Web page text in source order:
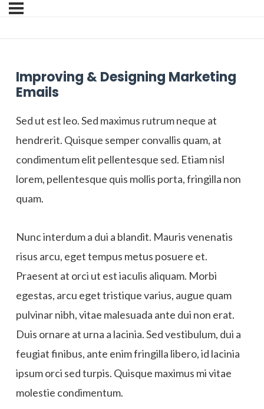
Improving & Designing Marketing
Emails
Sed ut est leo. Sed maximus rutrum neque at
hendrerit. Quisque semper convallis quam, at
condimentum elit pellentesque sed. Etiam nisl
lorem, pellentesque quis mollis porta, fringilla non
quam.
Nunc interdum a dui a blandit. Mauris venenatis
risus arcu, eget tempus metus posuere et.
Praesent at orci ut est iaculis aliquam. Morbi
egestas, arcu eget tristique varius, augue quam
pulvinar nibh, vitae malesuada ante dui non erat.
Duis ornare at urna a lacinia. Sed vestibulum, dui a
feugiat finibus, ante enim fringilla libero, id lacinia
ipsum orci sed turpis. Quisque maximus mi vitae
molestie condimentum.